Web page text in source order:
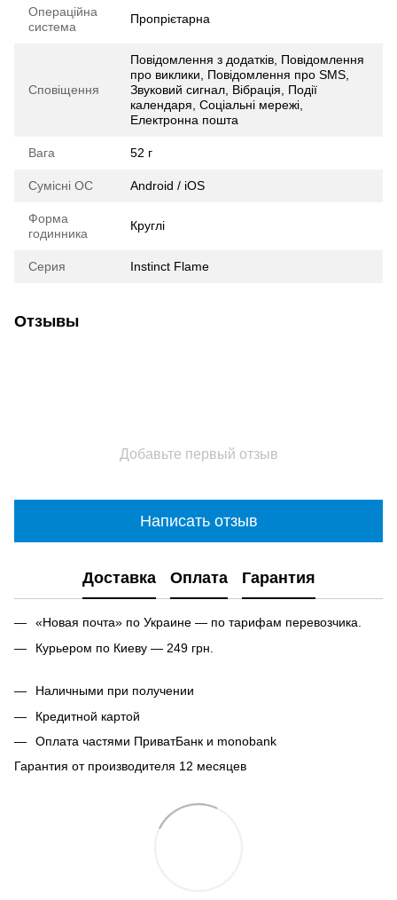
Операційна
система
Пропрієтарна
Сповіщення
Повідомлення з додатків, Повідомлення
про виклики, Повідомлення про SMS,
Звуковий сигнал, Вібрація, Події
календаря, Соціальні мережі,
Електронна пошта
Вага 52 г
Сумісні ОС Android / iOS
Форма
годинника
Круглі
Серия Instinct Flame
Отзывы
Добавьте первый отзыв
Написать отзыв
Доставка Оплата Гарантия
«Новая почта» по Украине — по тарифам перевозчика.
Курьером по Киеву — 249 грн.
Наличными при получении
Кредитной картой
Оплата частями ПриватБанк и monobank
Гарантия от производителя 12 месяцев